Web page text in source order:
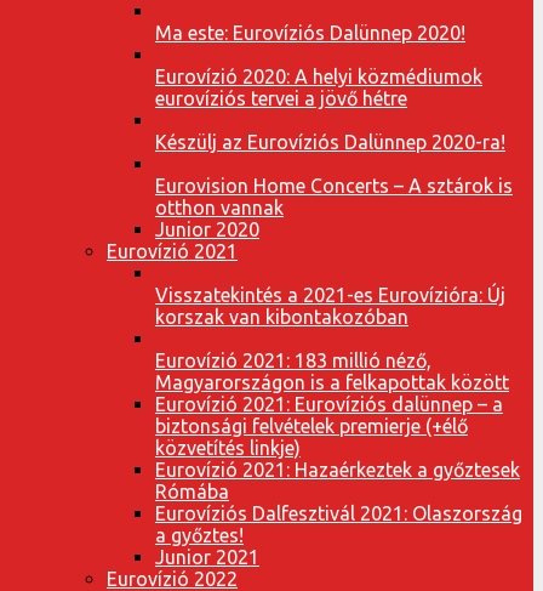
Ma este: Eurovíziós Dalünnep 2020!
Eurovízió 2020: A helyi közmédiumok
eurovíziós tervei a jövő hétre
Készülj az Eurovíziós Dalünnep 2020-ra!
Eurovision Home Concerts – A sztárok is
otthon vannak
Junior 2020
Eurovízió 2021
Visszatekintés a 2021-es Eurovízióra: Új
korszak van kibontakozóban
Eurovízió 2021: 183 millió néző,
Magyarországon is a felkapottak között
Eurovízió 2021: Eurovíziós dalünnep – a
biztonsági felvételek premierje (+élő
közvetítés linkje)
Eurovízió 2021: Hazaérkeztek a győztesek
Rómába
Eurovíziós Dalfesztivál 2021: Olaszország
a győztes!
Junior 2021
Eurovízió 2022